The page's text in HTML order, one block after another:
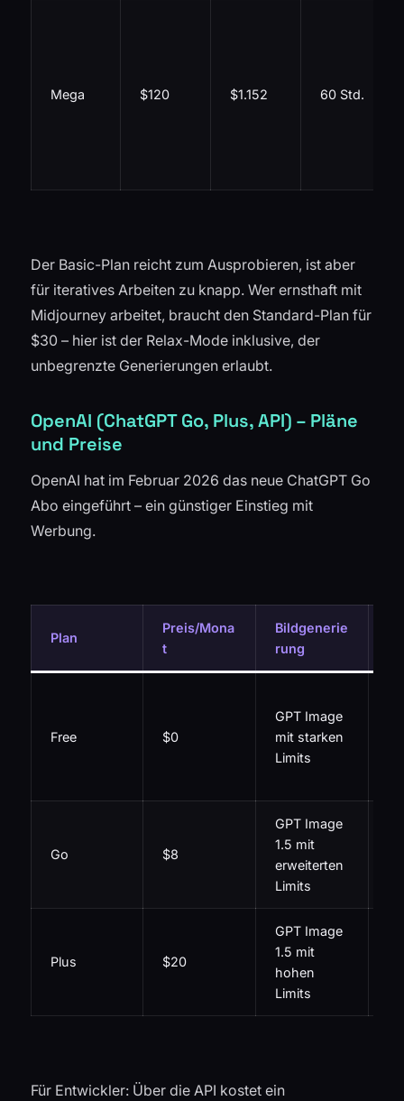
Mega $120 $1.152 60 Std.
Der Basic-Plan reicht zum Ausprobieren, ist aber
für iteratives Arbeiten zu knapp. Wer ernsthaft mit
Midjourney arbeitet, braucht den Standard-Plan für
$30 – hier ist der Relax-Mode inklusive, der
unbegrenzte Generierungen erlaubt.
OpenAI (ChatGPT Go, Plus, API) – Pläne
und Preise
OpenAI hat im Februar 2026 das neue ChatGPT Go
Abo eingeführt – ein günstiger Einstieg mit
Werbung.
Plan
Preis/Mona
t
Bildgenerie
rung
Free $0
GPT Image
mit starken
Limits
Go $8
GPT Image
1.5 mit
erweiterten
Limits
Plus $20
GPT Image
1.5 mit
hohen
Limits
Für Entwickler: Über die API kostet ein